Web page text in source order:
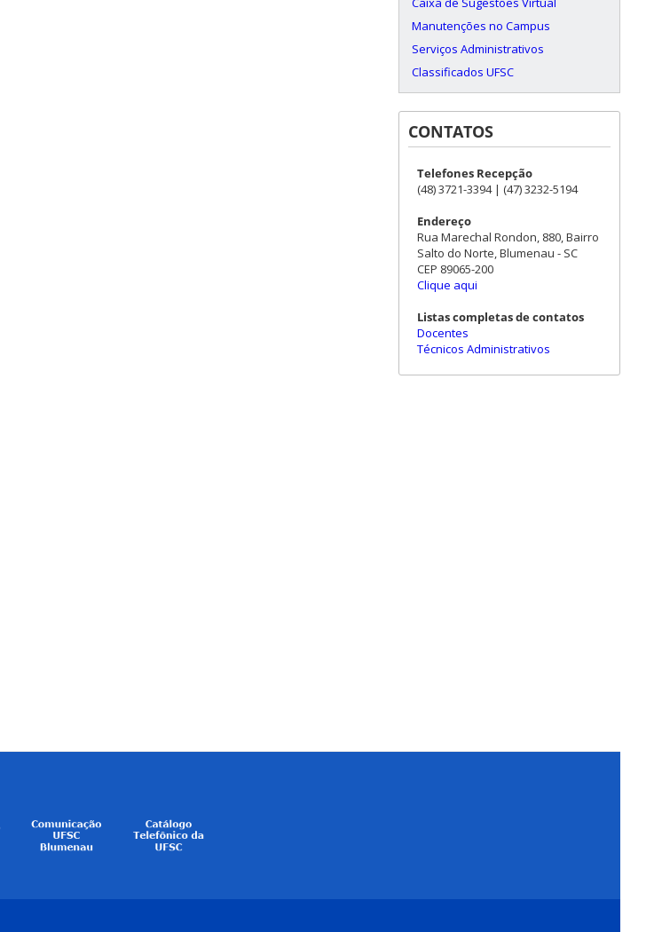
Manutenções no Campus
Serviços Administrativos
Classificados UFSC
CONTATOS
Telefones Recepção
(48) 3721-3394 | (47) 3232-5194
Endereço
Rua Marechal Rondon, 880, Bairro
Salto do Norte, Blumenau - SC
CEP 89065-200
Clique aqui
Listas completas de contatos
Docentes
Técnicos Administrativos